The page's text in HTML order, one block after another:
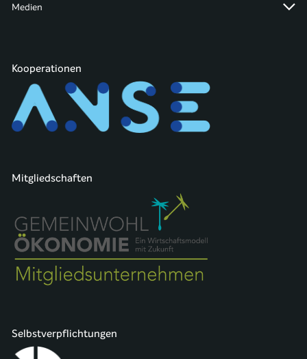
Medien
Kooperationen
Mitgliedschaften
Selbstverpflichtungen